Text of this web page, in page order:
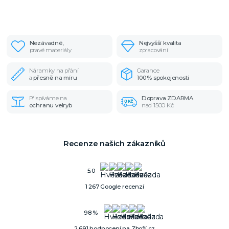
Nezávadné,
pravé materiály
Nejvyšší kvalita
zpracování
Náramky na přání
apřesně na míru
Garance
100% spokojenosti
Přispíváme na
ochranu velryb
Doprava ZDARMA
nad 1500 Kč
Recenze našich zákazníků
5.0
1 267 Google recenzí
98 %